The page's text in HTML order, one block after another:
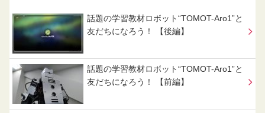
話題の学習教材ロボット“TOMOT-Aro1”と
友だちになろう！ 【後編】
話題の学習教材ロボット“TOMOT-Aro1”と
友だちになろう！ 【前編】